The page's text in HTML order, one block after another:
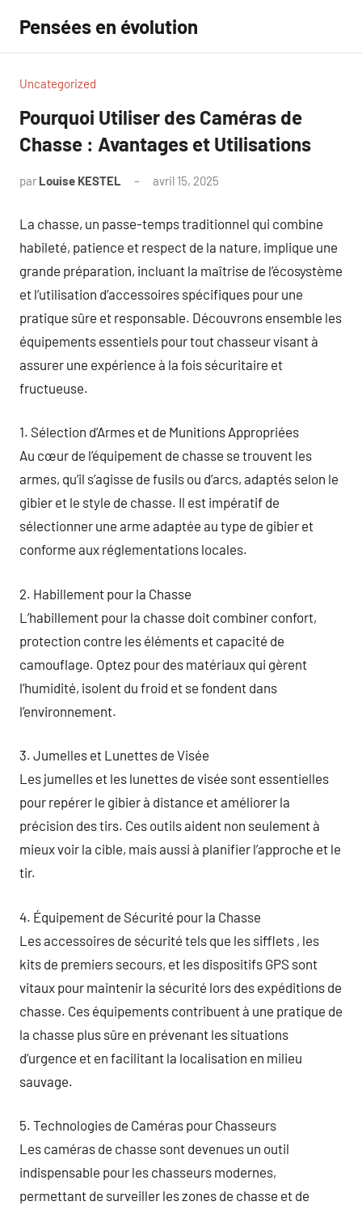
contenu
Pensées en évolution
Uncategorized
Pourquoi Utiliser des Caméras de
Chasse : Avantages et Utilisations
par Louise KESTEL avril 15, 2025
La chasse, un passe-temps traditionnel qui combine
habileté, patience et respect de la nature, implique une
grande préparation, incluant la maîtrise de l’écosystème
et l’utilisation d’accessoires spécifiques pour une
pratique sûre et responsable. Découvrons ensemble les
équipements essentiels pour tout chasseur visant à
assurer une expérience à la fois sécuritaire et
fructueuse.
1. Sélection d’Armes et de Munitions Appropriées
Au cœur de l’équipement de chasse se trouvent les
armes, qu’il s’agisse de fusils ou d’arcs, adaptés selon le
gibier et le style de chasse. Il est impératif de
sélectionner une arme adaptée au type de gibier et
conforme aux réglementations locales.
2. Habillement pour la Chasse
L’habillement pour la chasse doit combiner confort,
protection contre les éléments et capacité de
camouflage. Optez pour des matériaux qui gèrent
l’humidité, isolent du froid et se fondent dans
l’environnement.
3. Jumelles et Lunettes de Visée
Les jumelles et les lunettes de visée sont essentielles
pour repérer le gibier à distance et améliorer la
précision des tirs. Ces outils aident non seulement à
mieux voir la cible, mais aussi à planifier l’approche et le
tir.
4. Équipement de Sécurité pour la Chasse
Les accessoires de sécurité tels que les sifflets , les
kits de premiers secours, et les dispositifs GPS sont
vitaux pour maintenir la sécurité lors des expéditions de
chasse. Ces équipements contribuent à une pratique de
la chasse plus sûre en prévenant les situations
d’urgence et en facilitant la localisation en milieu
sauvage.
5. Technologies de Caméras pour Chasseurs
Les caméras de chasse sont devenues un outil
indispensable pour les chasseurs modernes,
permettant de surveiller les zones de chasse et de